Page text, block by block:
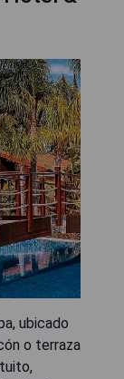
ubicado
o terraza